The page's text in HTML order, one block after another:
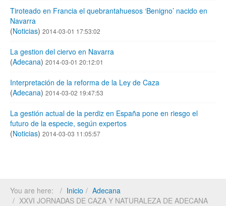
Tiroteado en Francia el quebrantahuesos ‘Benigno’ nacido en
Navarra
(Noticias) 2014-03-01 17:53:02
La gestion del ciervo en Navarra
(Adecana) 2014-03-01 20:12:01
Interpretación de la reforma de la Ley de Caza
(Adecana) 2014-03-02 19:47:53
La gestión actual de la perdiz en España pone en riesgo el
futuro de la especie, según expertos
(Noticias) 2014-03-03 11:05:57
You are here: Inicio
Adecana
XXVI JORNADAS DE CAZA Y NATURALEZA DE ADECANA